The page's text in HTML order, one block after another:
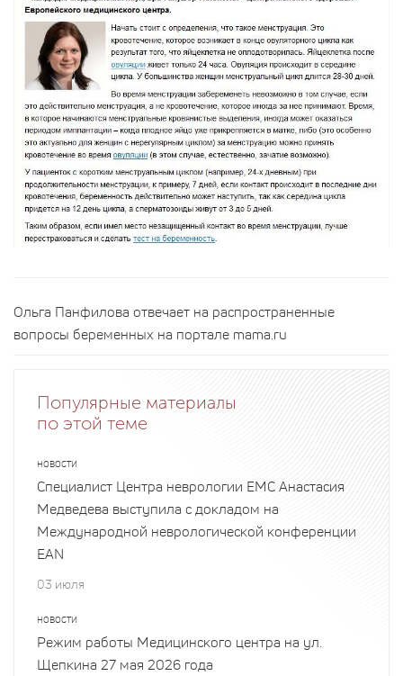
Ольга Панфилова отвечает на распространенные
вопросы беременных на портале mama.ru
Популярные материалы
по этой теме
НОВОСТИ
Специалист Центра неврологии EMC Анастасия
Медведева выступила с докладом на
Международной неврологической конференции
EAN
03 июля
НОВОСТИ
Режим работы Медицинского центра на ул.
Щепкина 27 мая 2026 года